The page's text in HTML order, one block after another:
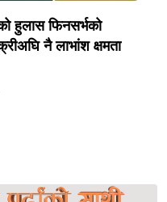
हुलास फिनसर्भको
नै लाभांश क्षमता